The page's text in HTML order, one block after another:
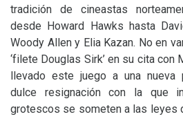
tradición de cineastas
desde Howard Hawks hasta
Woody Allen y Elia Kazan. No en
‘filete Douglas Sirk’ en su cita con
llevado este juego a una nueva
dulce resignación con la que
grotescos se someten a las leyes